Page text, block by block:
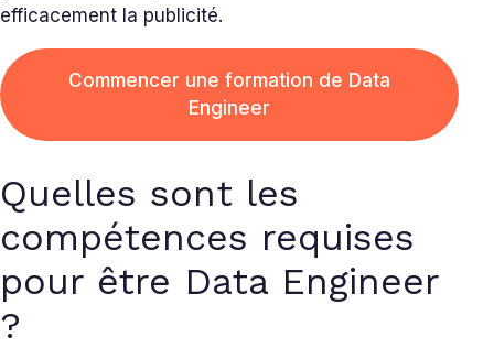
efficacement la publicité.
Commencer une formation de Data
Engineer
Quelles sont les
compétences requises
pour être Data Engineer
?